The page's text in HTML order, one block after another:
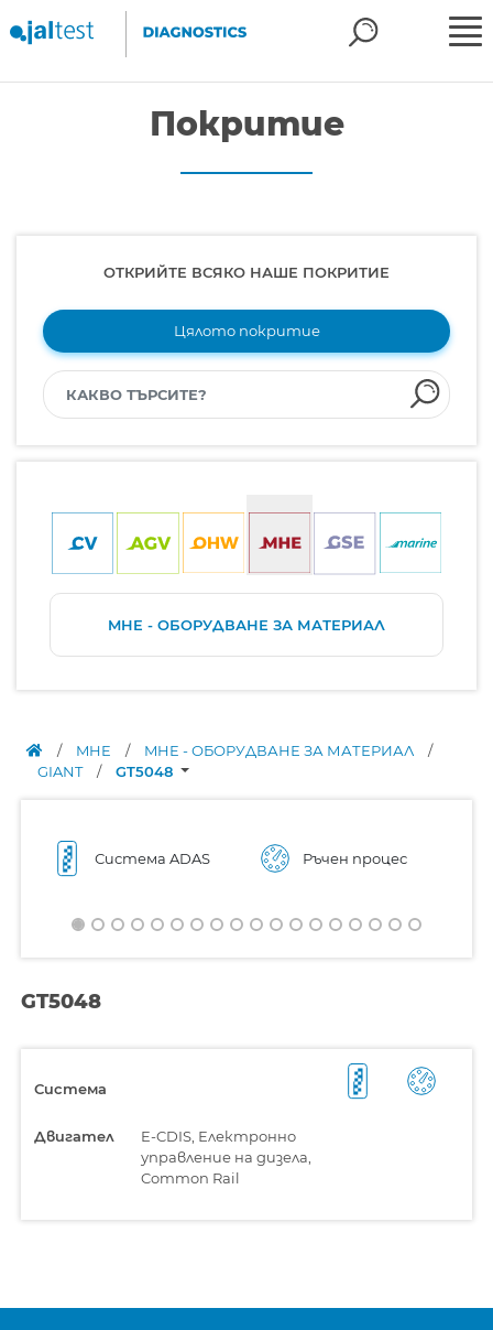
Покритие
ОТКРИЙТЕ ВСЯКО НАШЕ ПОКРИТИЕ
Цялото покритие
MHE - ОБОРУДВАНЕ ЗА МАТЕРИАЛ
/ MHE / MHE - ОБОРУДВАНЕ ЗА МАТЕРИАЛ
/
GIANT
/ GT5048
Система ADAS Ръчен процес
GT5048
Система
Двигател
E-CDIS, Електронно
управление на дизела,
Common Rail